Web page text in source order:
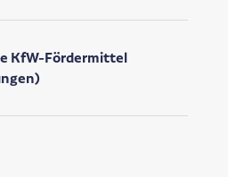
KfW-Fördermittel